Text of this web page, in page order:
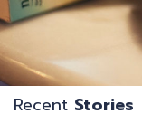
Recent Stories